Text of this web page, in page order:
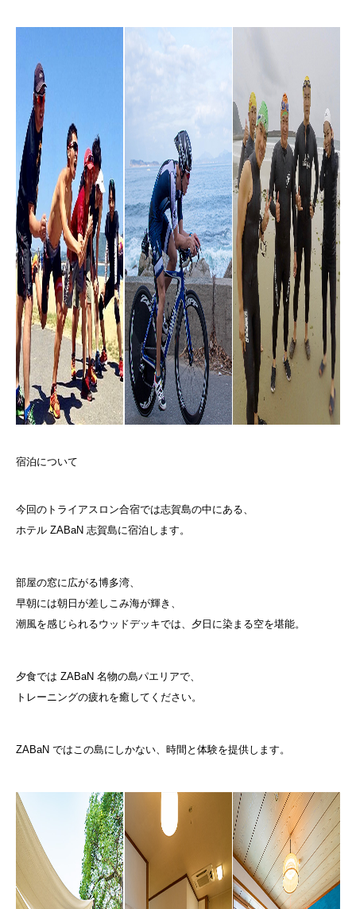
宿泊について
今回のトライアスロン合宿では志賀島の中にある、
ホテル ZABaN 志賀島に宿泊します。
部屋の窓に広がる博多湾、
早朝には朝日が差しこみ海が輝き、
潮風を感じられるウッドデッキでは、夕日に染まる空を堪能。
夕食では ZABaN 名物の島パエリアで、
トレーニングの疲れを癒してください。
ZABaN ではこの島にしかない、時間と体験を提供します。